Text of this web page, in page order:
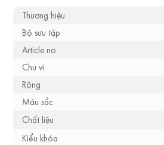
Thương hiệu
Bộ sưu tập
Article no.
Chu vi
Rộng
Màu sắc
Chất liệu
Kiểu khóa